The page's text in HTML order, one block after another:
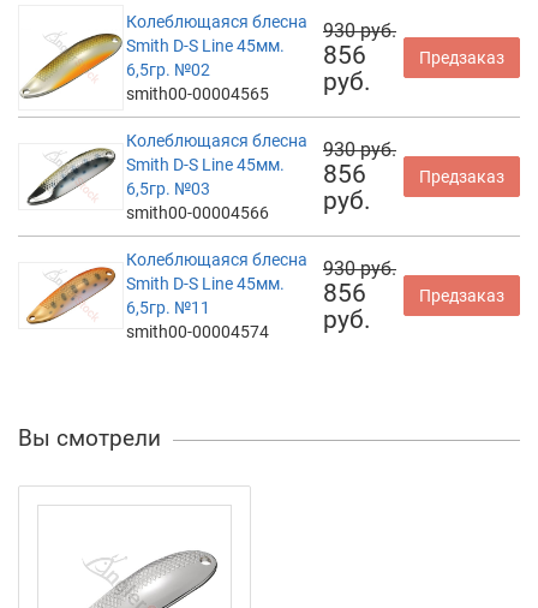
Колеблющаяся блесна
Smith D-S Line 45мм.
6,5гр. №02
smith00-00004565
930 руб.
856
руб.
Предзаказ
Колеблющаяся блесна
Smith D-S Line 45мм.
6,5гр. №03
smith00-00004566
930 руб.
856
руб.
Предзаказ
Колеблющаяся блесна
Smith D-S Line 45мм.
6,5гр. №11
smith00-00004574
930 руб.
856
руб.
Предзаказ
Вы смотрели